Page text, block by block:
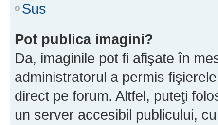
Sus
Pot publica imagini?
Da, imaginile pot fi afişate în
administratorul a permis
direct pe forum. Altfel, puteţi
un server accesibil publicului,